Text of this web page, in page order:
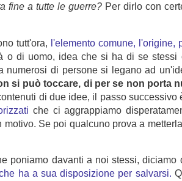
fine a tutte le guerre? Per dirlo con
tutt'ora, l'elemento comune, l'origine,
di uomo, idea che si ha di se
numerosi di persone si legano ad
si può toccare, di per se non porta
di due idee, il passo
che ci aggrappiamo
Se poi qualcuno prova a
poniamo davanti a noi stessi,
ha a sua disposizione per salvarsi.